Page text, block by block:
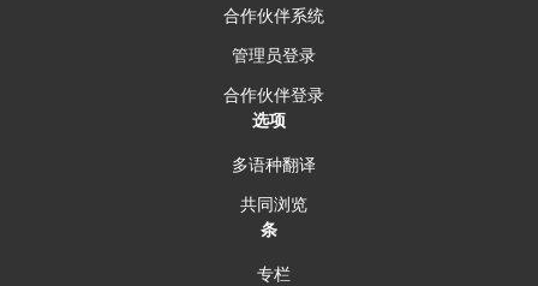
合作伙伴系统
管理员登录
合作伙伴登录
选项
多语种翻译
共同浏览
条
专栏